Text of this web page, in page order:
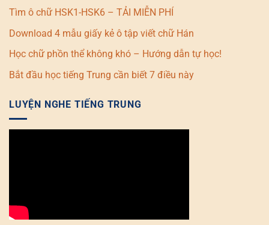
Tìm ô chữ HSK1-HSK6 – TẢI MIỄN PHÍ
Download 4 mẫu giấy kẻ ô tập viết chữ Hán
Học chữ phồn thể không khó – Hướng dẫn tự học!
Bắt đầu học tiếng Trung cần biết 7 điều này
LUYỆN NGHE TIẾNG TRUNG